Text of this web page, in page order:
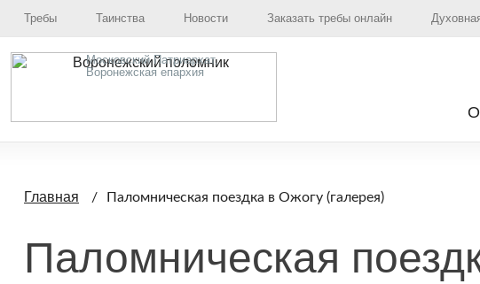
Требы Таинства Новости Заказать требы онлайн
Московский Патриархат,
Воронежская епархия
О
Главная Паломническая поездка в Ожогу (галерея)
Паломническая